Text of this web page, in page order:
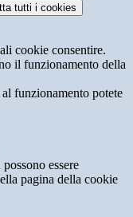
tutti i cookies
cookie consentire.
il funzionamento della
funzionamento potete
essere
pagina della cookie